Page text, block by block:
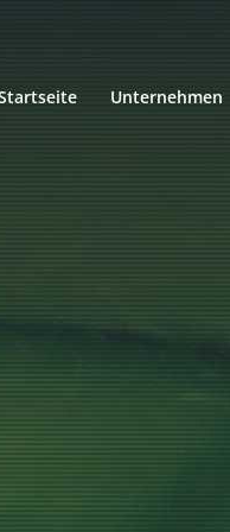
Unternehmen